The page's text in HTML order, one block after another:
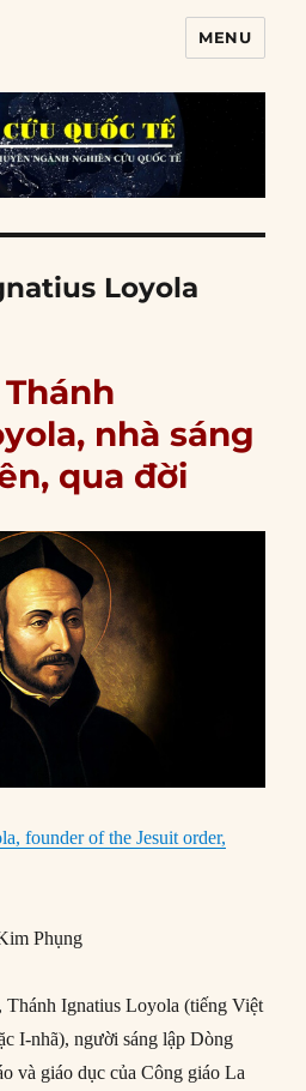
MENU
Loyola
Thánh
nhà sáng
qua đời
founder of the Jesuit order,
Phụng
Thánh Ignatius Loyola (tiếng Việt
I-nhã), người sáng lập Dòng
và giáo dục của Công giáo La